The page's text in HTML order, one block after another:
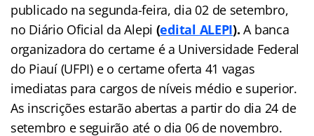
publicado na segunda-feira, dia 02 de setembro,
no Diário Oficial da Alepi (edital ALEPI). A banca
organizadora do certame é a Universidade Federal
do Piauí (UFPI) e o certame oferta 41 vagas
imediatas para cargos de níveis médio e superior.
As inscrições estarão abertas a partir do dia 24 de
setembro e seguirão até o dia 06 de novembro.